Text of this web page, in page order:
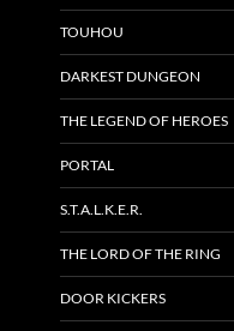
TOUHOU
DARKEST DUNGEON
THE LEGEND OF HEROES
PORTAL
S.T.A.L.K.E.R.
THE LORD OF THE RING
DOOR KICKERS